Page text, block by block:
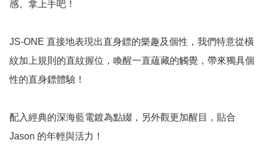
感。拿上手吧！
JS-ONE 直接地表現出直身鏢的樂趣及個性，我們特意從橫
紋加上規則的直紋握位，喚醒一直蘊藏的觸覺，帶來獨具個
性的直身鏢體驗！
配入經典的深海藍電鍍為點綴，另外觀更加醒目，貼合
Jason 的年輕與活力！